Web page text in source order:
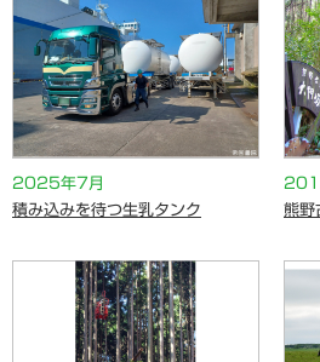
2025年7月
積み込みを待つ生乳タンク
熊野